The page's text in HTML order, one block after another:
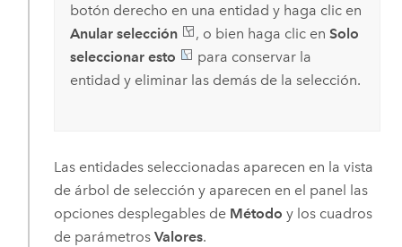
botón derecho en una entidad y haga clic en
Anular selección
, o bien haga clic en Solo
seleccionar esto
para conservar la
entidad y eliminar las demás de la selección.
Las entidades seleccionadas aparecen en la vista
de árbol de selección y aparecen en el panel las
opciones desplegables de Método y los cuadros
de parámetros Valores.